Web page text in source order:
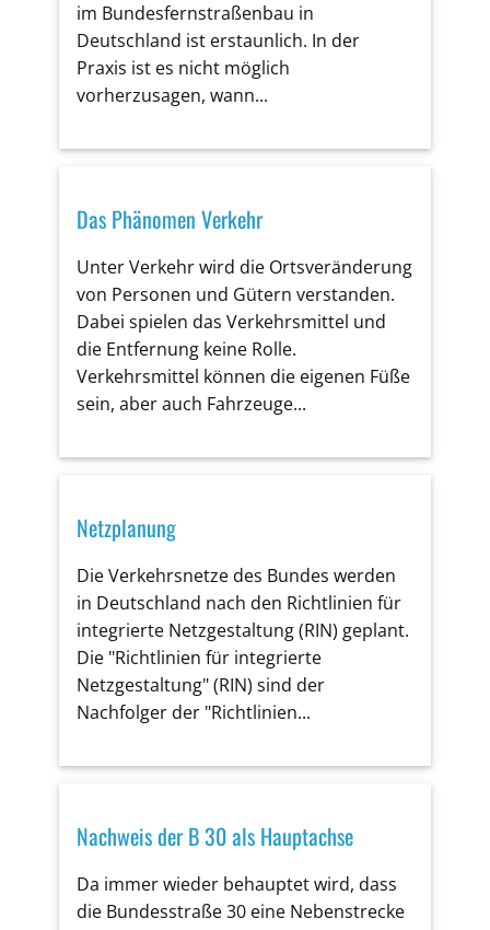
im Bundesfernstraßenbau in
Deutschland ist erstaunlich. In der
Praxis ist es nicht möglich
vorherzusagen, wann...
Das Phänomen Verkehr
Unter Verkehr wird die Ortsveränderung
von Personen und Gütern verstanden.
Dabei spielen das Verkehrsmittel und
die Entfernung keine Rolle.
Verkehrsmittel können die eigenen Füße
sein, aber auch Fahrzeuge...
Netzplanung
Die Verkehrsnetze des Bundes werden
in Deutschland nach den Richtlinien für
integrierte Netzgestaltung (RIN) geplant.
Die "Richtlinien für integrierte
Netzgestaltung" (RIN) sind der
Nachfolger der "Richtlinien...
Nachweis der B 30 als Hauptachse
Da immer wieder behauptet wird, dass
die Bundesstraße 30 eine Nebenstrecke